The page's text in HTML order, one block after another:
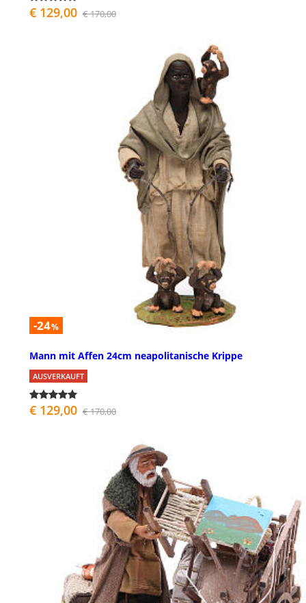
€ 129,00 € 170,00
-24%
Mann mit Affen 24cm neapolitanische Krippe
AUSVERKAUFT
€ 129,00 € 170,00